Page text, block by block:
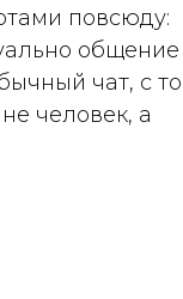
повсюду:
общение
чат, с
человек, а